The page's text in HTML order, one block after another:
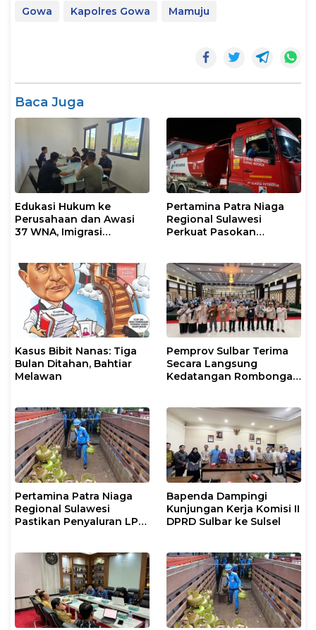
Gowa Kapolres Gowa Mamuju
Baca Juga
Edukasi Hukum ke
Perusahaan dan Awasi
37 WNA, Imigrasi
Pangkep
Pertamina Patra Niaga
Regional Sulawesi
Perkuat Pasokan
Kasus Bibit Nanas: Tiga
Bulan Ditahan, Bahtiar
Melawan
Pemprov Sulbar Terima
Secara Langsung
Kedatangan Rombongan
Pertamina Patra Niaga
Regional Sulawesi
Pastikan Penyaluran LPG
Pasokan Selama Periode
Hari Raya Idul adha
Bapenda Dampingi
Kunjungan Kerja Komisi II
DPRD Sulbar ke Sulsel